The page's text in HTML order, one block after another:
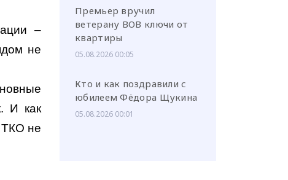
–
не
И как
ТКО не
Премьер вручил
ветерану ВОВ ключи от
квартиры
05.08.2026 00:05
Кто и как поздравили с
юбилеем Фёдора Щукина
05.08.2026 00:01